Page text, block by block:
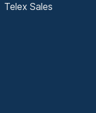
Telex Sales